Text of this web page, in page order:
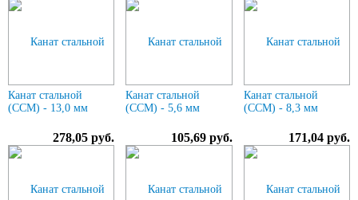
Канат стальной
(ССМ) - 13,0 мм
278,05 руб.
Канат стальной
(ССМ) - 5,6 мм
105,69 руб.
Канат стальной
(ССМ) - 8,3 мм
171,04 руб.